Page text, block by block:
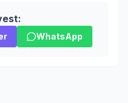
WhatsApp